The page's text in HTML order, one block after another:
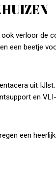
ook verloor de
een beetje
uit IJlst.
en
een